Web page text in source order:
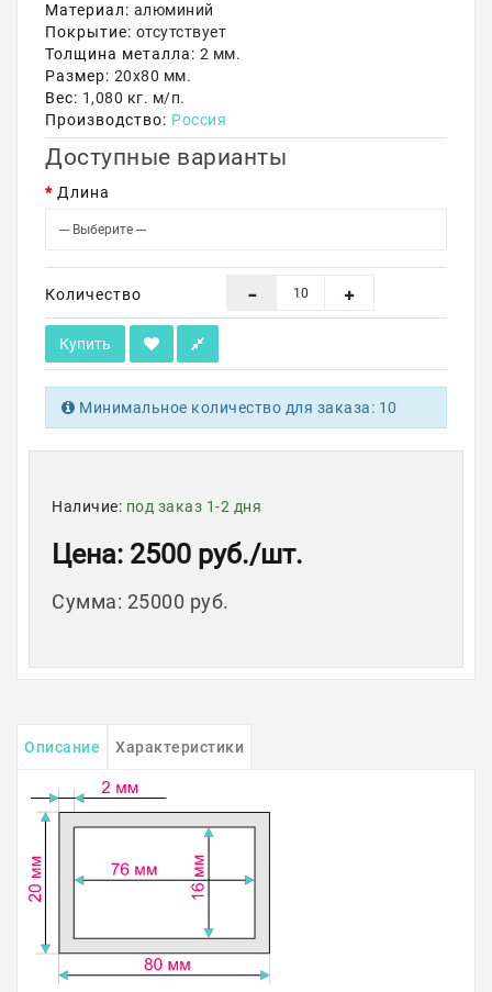
Материал: алюминий
Покрытие: отсутствует
Толщина металла: 2 мм.
Размер: 20х80 мм.
Вес: 1,080 кг. м/п.
Производство: Россия
Доступные варианты
Длина
Количество
Купить
Минимальное количество для заказа: 10
Наличие: под заказ 1-2 дня
Цена: 2500 руб./шт.
Сумма: 25000 руб.
Описание Характеристики